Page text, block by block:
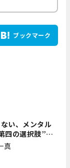
ブックマーク
い、メンタル
四の選択肢”と
ートナーズ 宮
真